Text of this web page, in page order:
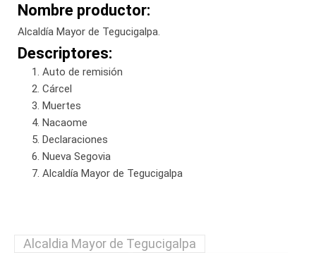
Nombre productor:
Alcaldía Mayor de Tegucigalpa.
Descriptores:
Auto de remisión
Cárcel
Muertes
Nacaome
Declaraciones
Nueva Segovia
Alcaldía Mayor de Tegucigalpa
Alcaldia Mayor de Tegucigalpa